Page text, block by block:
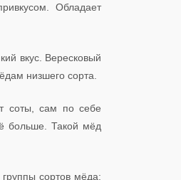
Обладает
вкус. Вересковый
низшего сорта.
соты, сам по себе
больше. Такой мёд
сортов мёда: